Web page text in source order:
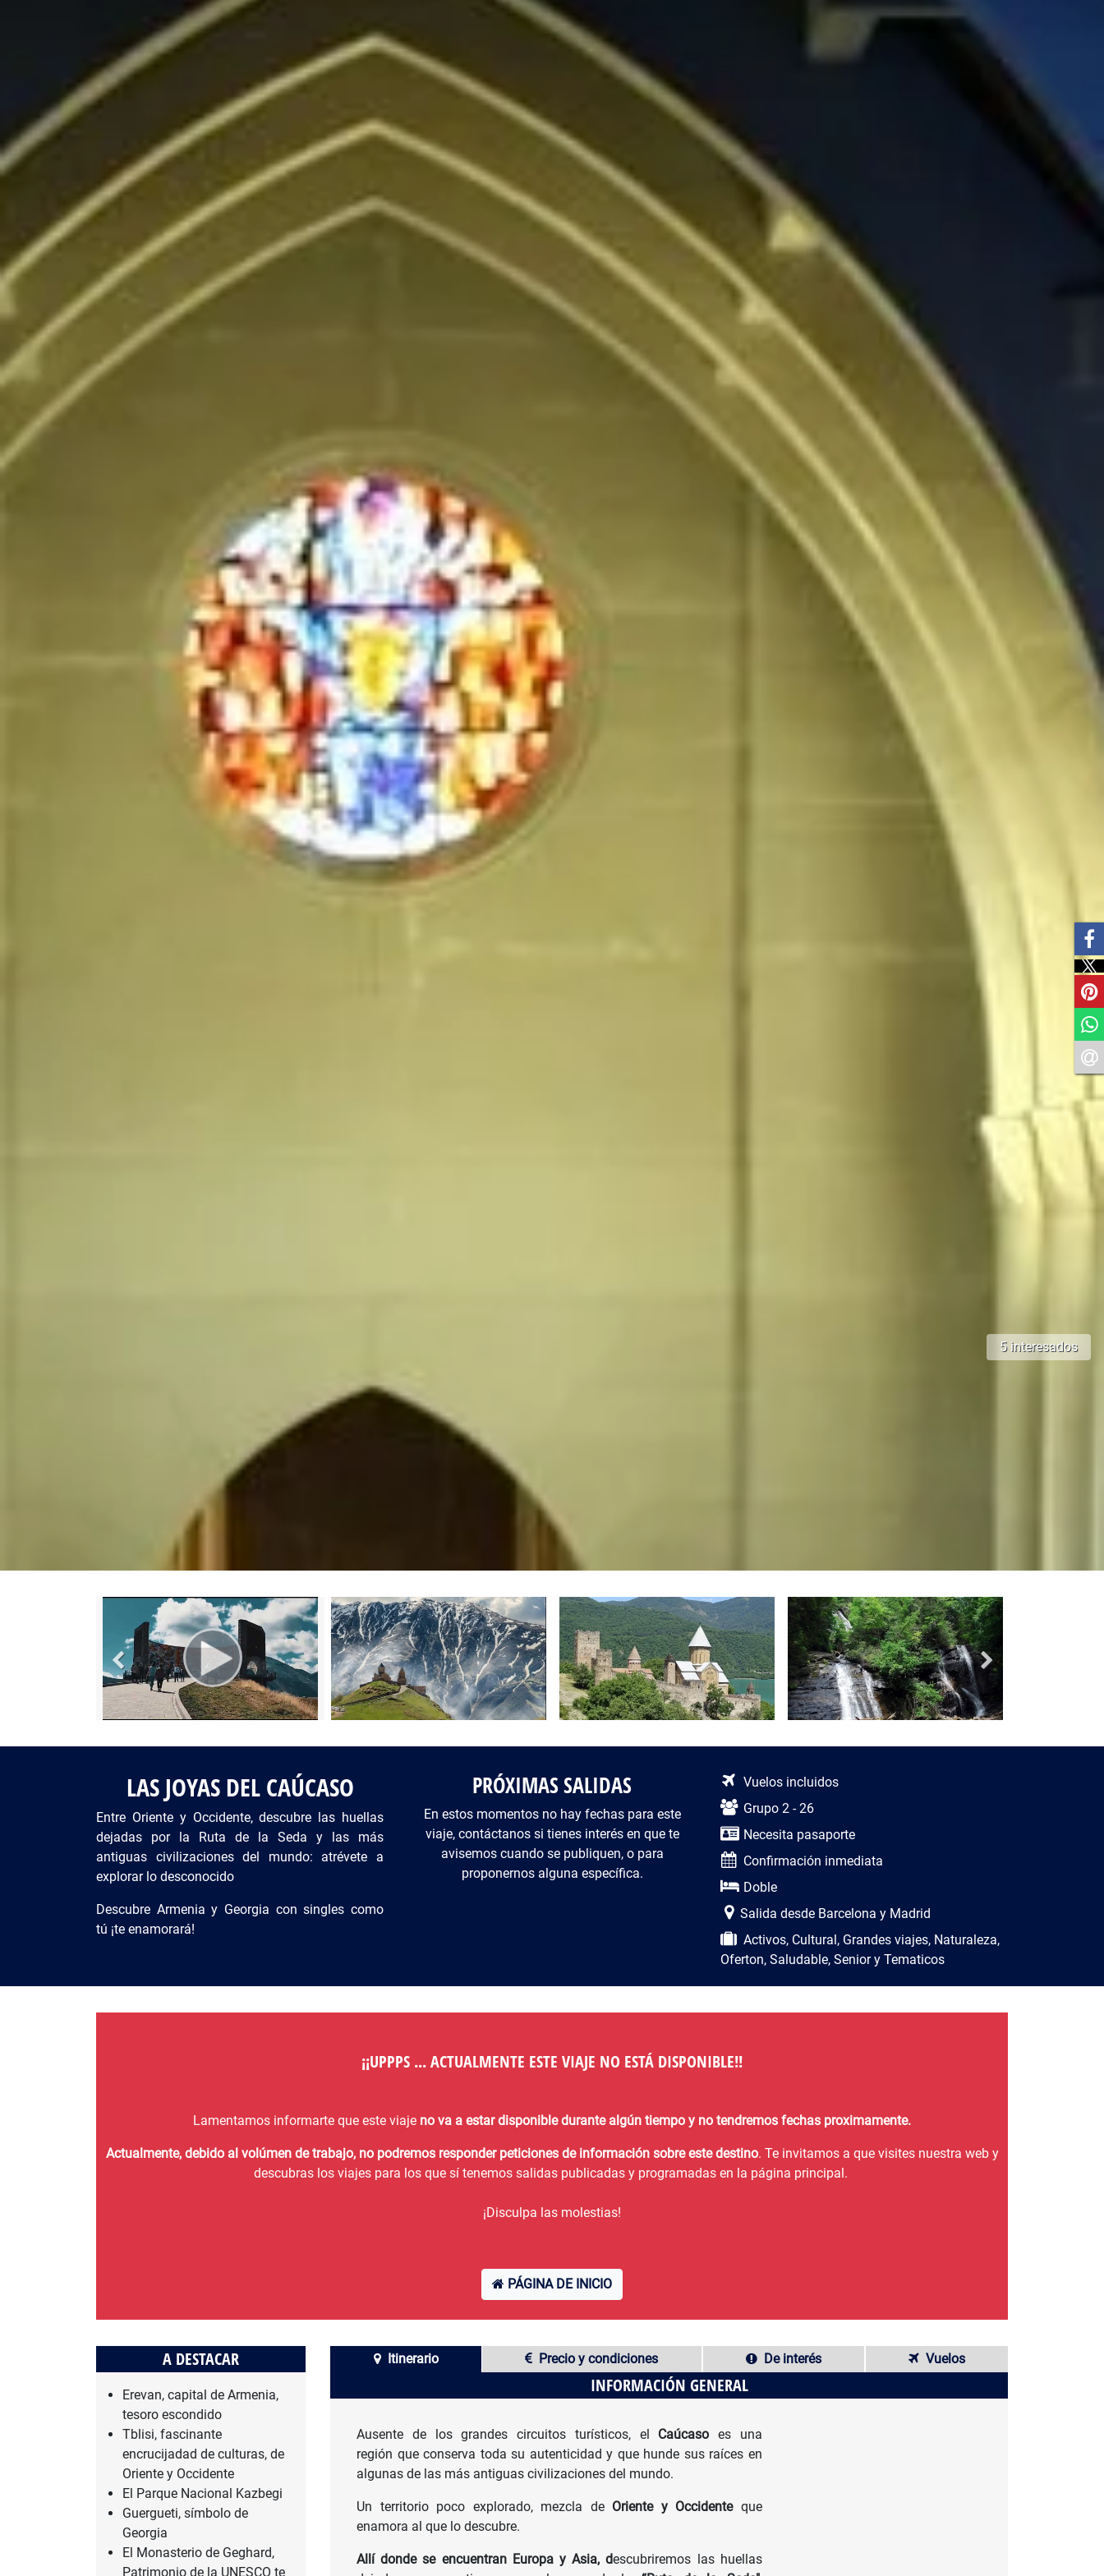
5 interesados
LAS JOYAS DEL CAÚCASO
Entre Oriente y Occidente, descubre las huellas
dejadas por la Ruta de la Seda y las más
antiguas civilizaciones del mundo: atrévete a
explorar lo desconocido
Descubre Armenia y Georgia con singles como
tú ¡te enamorará!
Descripción del viaje
Vuelos incluidos
Grupo 2 - 26
Necesita pasaporte
Confirmación inmediata
Doble
Salida desde Barcelona y Madrid
Activos, Cultural, Grandes viajes, Naturaleza,
Oferton, Saludable, Senior y Tematicos
PRÓXIMAS SALIDAS
En estos momentos no hay fechas para este
viaje, contáctanos si tienes interés en que te
avisemos cuando se publiquen, o para
proponernos alguna específica.
¡¡UPPPS ... ACTUALMENTE ESTE VIAJE NO ESTÁ DISPONIBLE!!
Lamentamos informarte que este viaje no va a estar disponible durante algún tiempo y no tendremos fechas proximamente.
Actualmente, debido al volúmen de trabajo, no podremos responder peticiones de información sobre este destino. Te invitamos a que visites nuestra web y
descubras los viajes para los que sí tenemos salidas publicadas y programadas en la página principal.
¡Disculpa las molestias!
PÁGINA DE INICIO
Itinerario Precio y condiciones De interés Vuelos
INFORMACIÓN GENERAL
Ausente de los grandes circuitos turísticos, el Caúcaso es una
región que conserva toda su autenticidad y que hunde sus raíces en
algunas de las más antiguas civilizaciones del mundo.
Un territorio poco explorado, mezcla deOriente y Occidenteque
enamora al que lo descubre.
Allí donde se encuentran Europa y Asia, descubriremos las huellas
A DESTACAR
Erevan, capital de Armenia,
tesoro escondido
Tblisi, fascinante
encrucijadad de culturas, de
Oriente y Occidente
El Parque Nacional Kazbegi
Guergueti, símbolo de
Georgia
El Monasterio de Geghard,
Patrimonio de la UNESCO te